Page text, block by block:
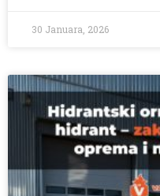
30 Januara, 2026